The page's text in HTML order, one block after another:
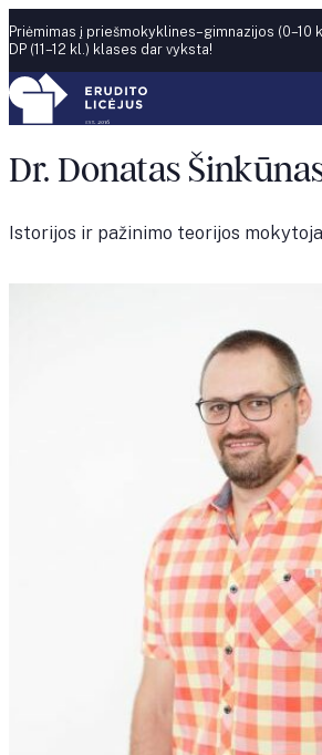
Skip to content
Priėmimas į priešmokyklines–gimnazijos (0–10
DP (11–12 kl.) klases dar vyksta!
Dr. Donatas
Istorijos ir pažinimo teorijos